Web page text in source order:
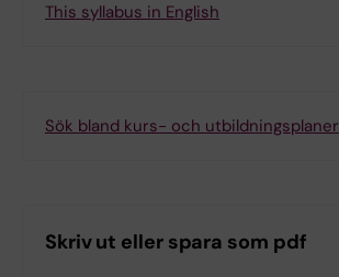
This syllabus in English
Sök bland kurs- och utbildningsplaner
Skriv ut eller spara som pdf